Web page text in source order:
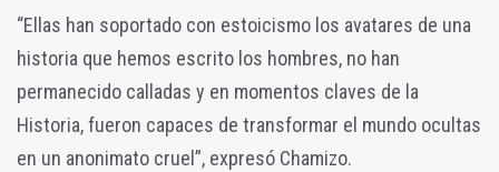
“Ellas han soportado con estoicismo los avatares de una
historia que hemos escrito los hombres, no han
permanecido calladas y en momentos claves de la
Historia, fueron capaces de transformar el mundo ocultas
en un anonimato cruel”, expresó Chamizo.